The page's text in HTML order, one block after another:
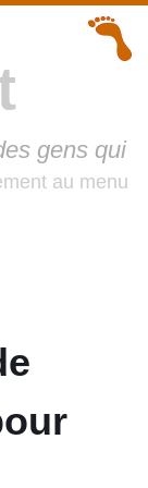
gens qui
au menu